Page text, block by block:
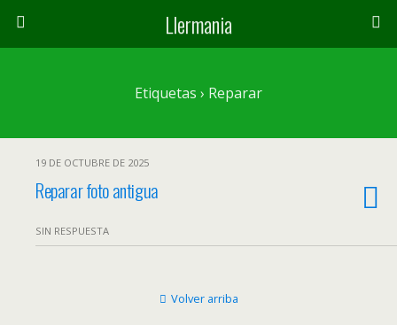
Llermania
Etiquetas › Reparar
19 DE OCTUBRE DE 2025
Reparar foto antigua
SIN RESPUESTA
Volver arriba